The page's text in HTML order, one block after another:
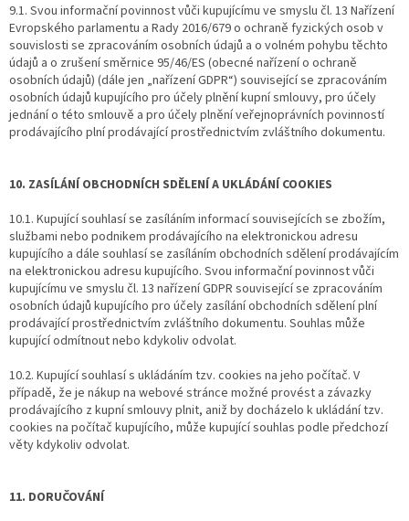
9.1. Svou informační povinnost vůči kupujícímu ve smyslu čl. 13 Nařízení
Evropského parlamentu a Rady 2016/679 o ochraně fyzických osob v
souvislosti se zpracováním osobních údajů a o volném pohybu těchto
údajů a o zrušení směrnice 95/46/ES (obecné nařízení o ochraně
osobních údajů) (dále jen „nařízení GDPR“) související se zpracováním
osobních údajů kupujícího pro účely plnění kupní smlouvy, pro účely
jednání o této smlouvě a pro účely plnění veřejnoprávních povinností
prodávajícího plní prodávající prostřednictvím zvláštního dokumentu.
10. ZASÍLÁNÍ OBCHODNÍCH SDĚLENÍ A UKLÁDÁNÍ COOKIES
10.1. Kupující souhlasí se zasíláním informací souvisejících se zbožím,
službami nebo podnikem prodávajícího na elektronickou adresu
kupujícího a dále souhlasí se zasíláním obchodních sdělení prodávajícím
na elektronickou adresu kupujícího. Svou informační povinnost vůči
kupujícímu ve smyslu čl. 13 nařízení GDPR související se zpracováním
osobních údajů kupujícího pro účely zasílání obchodních sdělení plní
prodávající prostřednictvím zvláštního dokumentu. Souhlas může
kupující odmítnout nebo kdykoliv odvolat.
10.2. Kupující souhlasí s ukládáním tzv. cookies na jeho počítač. V
případě, že je nákup na webové stránce možné provést a závazky
prodávajícího z kupní smlouvy plnit, aniž by docházelo k ukládání tzv.
cookies na počítač kupujícího, může kupující souhlas podle předchozí
věty kdykoliv odvolat.
11. DORUČOVÁNÍ